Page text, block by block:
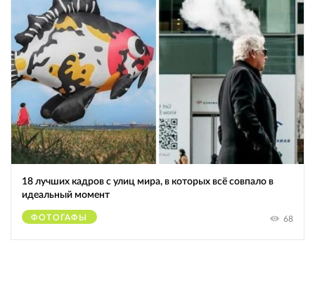
18 лучших кадров с улиц мира, в которых всё совпало в
идеальный момент
ФОТОГАФЫ 68